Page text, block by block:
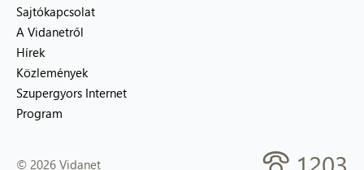
Sajtókapcsolat
A Vidanetről
Hírek
Közlemények
Szupergyors Internet
Program
© 2026 Vidanet